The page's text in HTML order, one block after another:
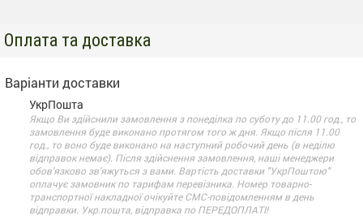
Оплата та доставка
Варіанти доставки
УкрПошта
Якщо Ви здійснили замовлення з понеділка по суботу до 11.00 год., то
замовлення буде виконано протягом того ж дня. Якщо після 11.00
год., то воно буде виконано на наступний робочий день (в неділю
відправок немає). Після здійснення замовлення, наші менеджери
обов'язково зв'яжуться з вами. Вартість доставки "УкрПоштою"
оплачує замовник по тарифам перевізника. Номер товарно-
транспортної накладної очікуйте СМС-повідомленням в день
відправки. Укр.пошта, відправка по ПЕРЕДОПЛАТІ!